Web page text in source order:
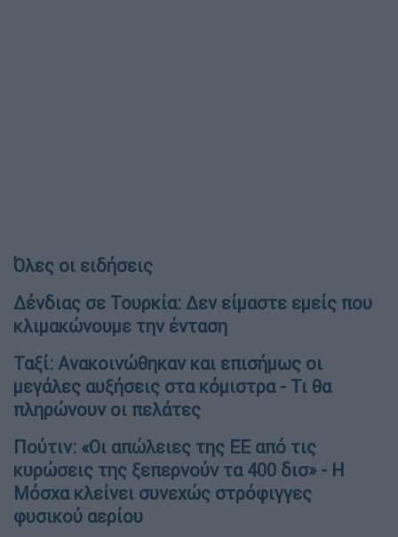
Όλες οι ειδήσεις
Δένδιας σε Τουρκία: Δεν είμαστε εμείς που
κλιμακώνουμε την ένταση
Ταξί: Ανακοινώθηκαν και επισήμως οι
μεγάλες αυξήσεις στα κόμιστρα - Τι θα
πληρώνουν οι πελάτες
Πούτιν: «Οι απώλειες της ΕΕ από τις
κυρώσεις της ξεπερνούν τα 400 δισ» - Η
Μόσχα κλείνει συνεχώς στρόφιγγες
φυσικού αερίου